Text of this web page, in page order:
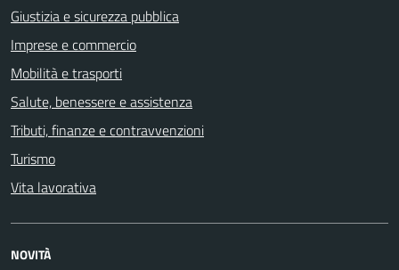
Giustizia e sicurezza pubblica
Imprese e commercio
Mobilità e trasporti
Salute, benessere e assistenza
Tributi, finanze e contravvenzioni
Turismo
Vita lavorativa
NOVITÀ